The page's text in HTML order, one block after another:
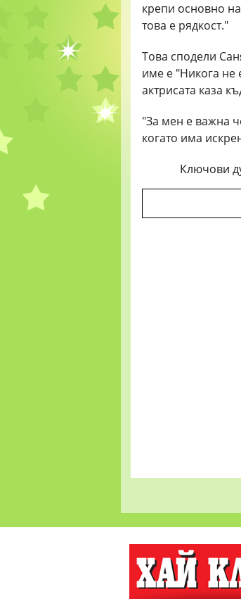
крепи основно
това е рядкост."
Това сподели
име е "Никога не
актрисата каза
"За мен е важна
когато има
Ключови